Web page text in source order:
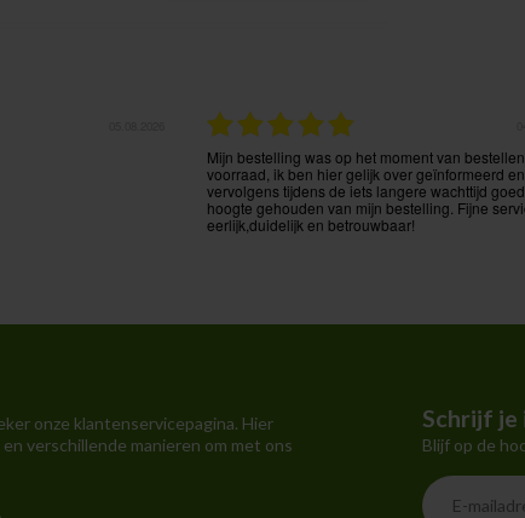
levering. Ook via mail
Prima prijs, goede service, bestelling goed te
onze klantenservicepagina. Hier
verschillende manieren om met ons
Schrijf je
Blijf op de